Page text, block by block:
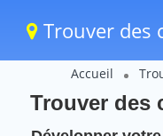
Trouver des
Accueil
Trouver des